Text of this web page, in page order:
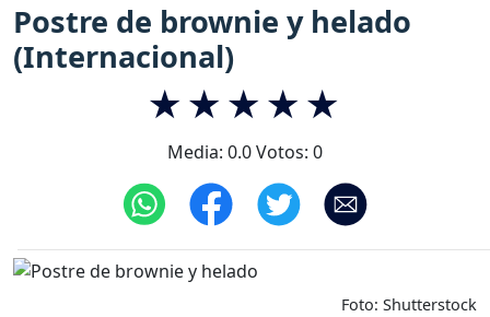
Postre de brownie y helado
(Internacional)
Media: 0.0Votos: 0
Foto: Shutterstock